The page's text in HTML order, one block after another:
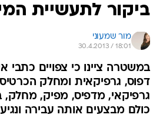
ביקור לתעשיית
מור שמעוני
30.4.2013 / 18:01
במשטרה ציינו כי צפויים כתבי
דפוס, גרפיקאית ומחלק
גרפיקאי, מדפיס, מפיק, מחלק,
כולם מבצעים אותה עבירה